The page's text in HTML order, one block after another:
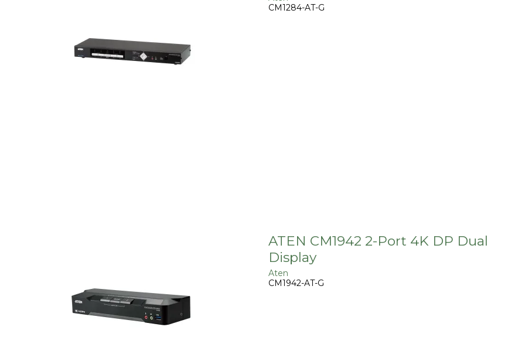
CM1284-AT-G
ATEN CM1942 2-Port 4K DP Dual
Display
Aten
CM1942-AT-G